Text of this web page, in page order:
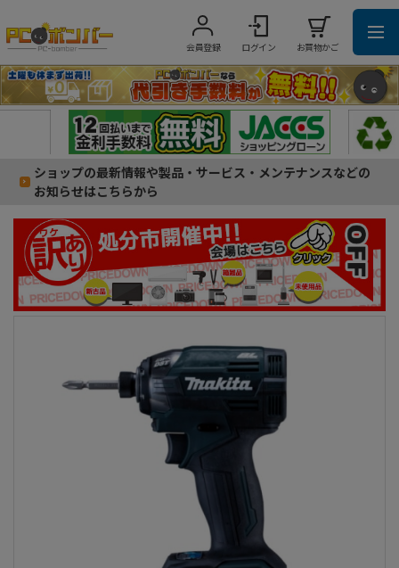
会員登録 ログイン お買物かご
ショップの最新情報や製品・サービス・メンテナンスなどの
お知らせはこちらから